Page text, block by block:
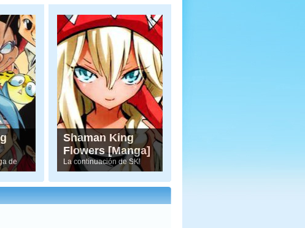
de
Shaman King
Flowers [Manga]
La continuación de SK!